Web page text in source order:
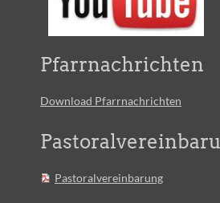
Pfarrnachrichten
Download Pfarrnachrichten
Pastoralvereinbarung